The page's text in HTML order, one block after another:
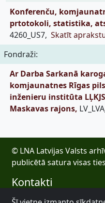
Konferenču,
prtotokoli, statistika,
4260_US7, Skatīt
Fondraži:
Ar Darba Sarkanā
komjaunatnes Rīgas
inženieru institūta
Maskavas rajons,
© LNA Latvijas Valsts
publicētā satura visas
Kontakti
E-pasts: lva@arhivi.gov.lv